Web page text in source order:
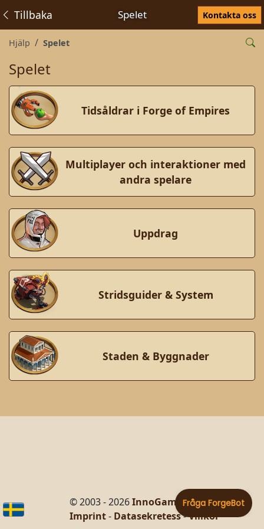
Spelet
Tillbaka Kontakta oss
Hjälp Spelet
Spelet
Tidsåldrar i Forge of Empires
Multiplayer och interaktioner med
andra spelare
Uppdrag
Stridsguider & System
Staden & Byggnader
© 2003 - 2026InnoGames GmbH
Imprint- Datasekretess-Villkor